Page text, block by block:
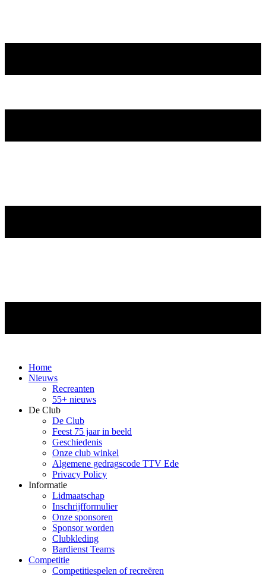
Home
Nieuws
Recreanten
55+ nieuws
De Club
De Club
Feest 75 jaar in beeld
Geschiedenis
Onze club winkel
Algemene gedragscode TTV Ede
Privacy Policy
Informatie
Lidmaatschap
Inschrijfformulier
Onze sponsoren
Sponsor worden
Clubkleding
Bardienst Teams
Competitie
Competitiespelen of recreëren